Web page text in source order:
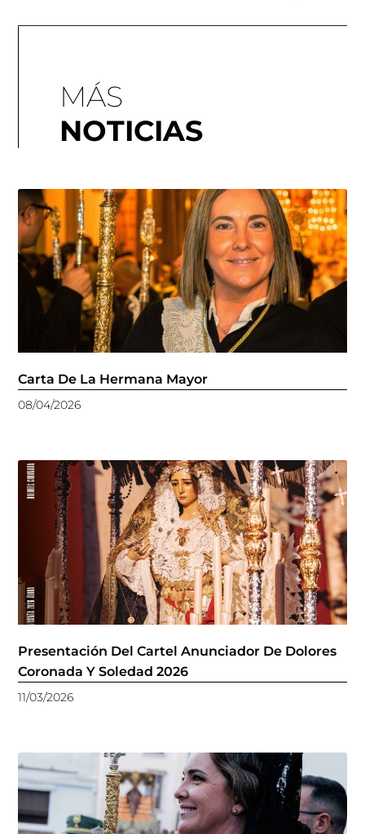
MÁS
NOTICIAS
Carta De La Hermana Mayor
08/04/2026
Presentación Del Cartel Anunciador De Dolores
Coronada Y Soledad 2026
11/03/2026